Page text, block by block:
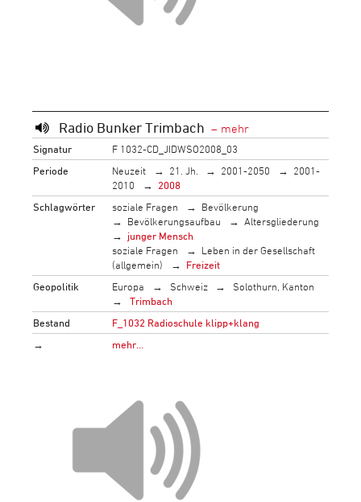
Radio Bunker Trimbach
Signatur
F 1032-CD_JIDWSO2008_03
Periode
Neuzeit 21. Jh. 2001-2050
2001-
2010
2008
Schlagwörter
soziale Fragen
Bevölkerung
Bevölkerungsaufbau
Altersgliederung
junger Mensch
soziale Fragen
Leben in der Gesellschaft
(allgemein)
Freizeit
Geopolitik
Europa Schweiz
Solothurn, Kanton
Trimbach
Bestand
F_1032 Radioschule klipp+klang
→
mehr…